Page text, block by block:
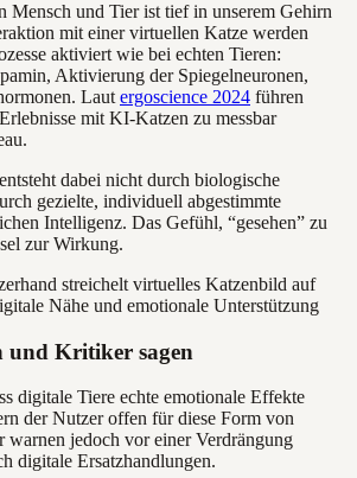
Mensch und Tier ist tief in unserem Gehirn
mit einer virtuellen Katze werden
aktiviert wie bei echten Tieren:
Aktivierung der Spiegelneuronen,
Laut ergoscience 2024 führen
mit KI-Katzen zu messbar
dabei nicht durch biologische
gezielte, individuell abgestimmte
Intelligenz. Das Gefühl, “gesehen” zu
zur Wirkung.
und Kritiker sagen
digitale Tiere echte emotionale Effekte
der Nutzer offen für diese Form von
jedoch vor einer Verdrängung
digitale Ersatzhandlungen.